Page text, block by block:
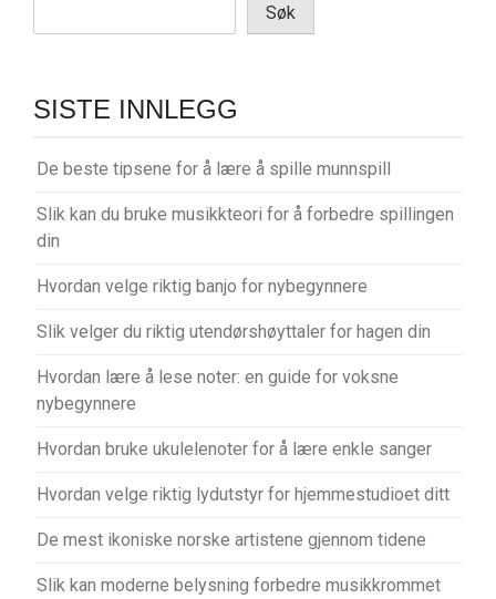
Søk
SISTE INNLEGG
De beste tipsene for å lære å spille munnspill
Slik kan du bruke musikkteori for å forbedre spillingen
din
Hvordan velge riktig banjo for nybegynnere
Slik velger du riktig utendørshøyttaler for hagen din
Hvordan lære å lese noter: en guide for voksne
nybegynnere
Hvordan bruke ukulelenoter for å lære enkle sanger
Hvordan velge riktig lydutstyr for hjemmestudioet ditt
De mest ikoniske norske artistene gjennom tidene
Slik kan moderne belysning forbedre musikkrommet